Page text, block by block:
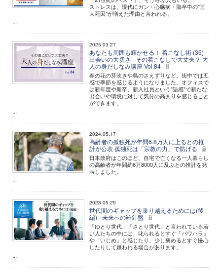
ストレスは、現代にガン・心臓病・脳卒中の"三
大死因"が増えた理由と言われる。
...
2025.03.27
あなたも周囲も輝かせる！ 着こなし術 (36)
出会いの大切さ - その着こなしで大丈夫？ 大
人の身だしなみ講座 Vol.84
春の花の芽吹きや鳥のさえずりなど、街中では五
感で季節を感じるようになりました。オフィスで
は新年度や新卒、新入社員という"語感"で新たな
出会いや環境に対して気分の高まりを感じること
ができます。
...
2024.05.17
高齢者の孤独死が年間6.8万人に上るとの推
計が公表 孤独死は「宗教の力」で防げる
日本政府はこのほど、自宅で亡くなる一人暮らし
の高齢者が年間約6万8000人に及ぶとの推計を発
表しました。
...
2023.05.29
世代間のギャップを乗り越えるためには(後
編) - 未来への羅針盤
「ゆとり世代」「さとり世代」と言われている若
い人たちの中には、叱られるとすぐ「パワハラ」
や「いじめ」と感じたり、少し褒めるとすぐ慢心
したりして嫌われる場合があります。
...